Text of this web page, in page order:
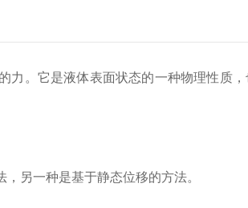
。它是液体表面状态的一种物理性质
另一种是基于静态位移的方法。